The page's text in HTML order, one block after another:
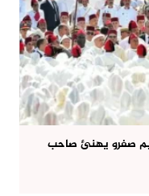
صفرو يهنئ صاحب